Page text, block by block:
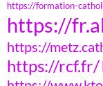
https://formation-
https://
https://
https://rcf.fr/